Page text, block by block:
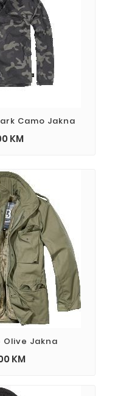
Camo Jakna
KM
Olive Jakna
KM